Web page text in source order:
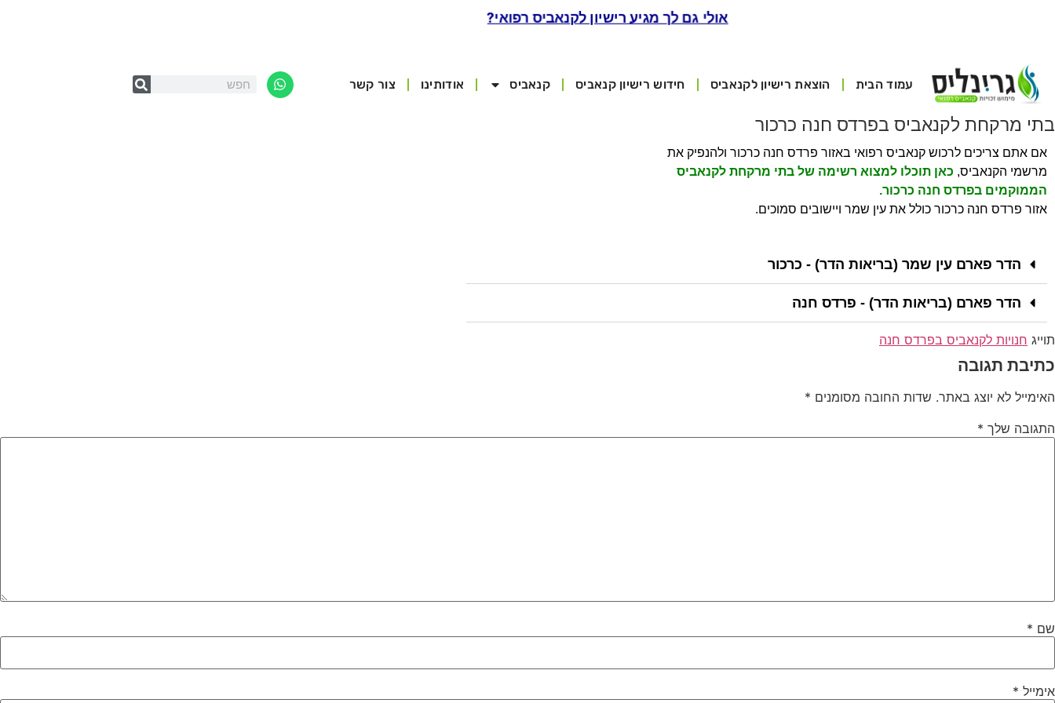
אולי גם לך מגיע רישיון לקנאביס רפואי?
עמוד הבית הוצאת רישיון לקנאביס חידוש רישיון קנאביס קנאביס אודותינו צור קשר
בתי מרקחת לקנאביס בפרדס חנה כרכור
אם אתם צריכים לרכוש קנאביס רפואי באזור פרדס חנה כרכור ולהנפיק את
מרשמי הקנאביס, כאן תוכלו למצוא רשימה של בתי מרקחת לקנאביס
הממוקמים בפרדס חנה כרכור.
אזור פרדס חנה כרכור כולל את עין שמר ויישובים סמוכים.
הדר פארם עין שמר (בריאות הדר) - כרכור
הדר פארם (בריאות הדר) - פרדס חנה
תוייג חנויות לקנאביס בפרדס חנה
כתיבת תגובה
האימייל לא יוצג באתר. שדות החובה מסומנים *
התגובה שלך *
שם *
אימייל *